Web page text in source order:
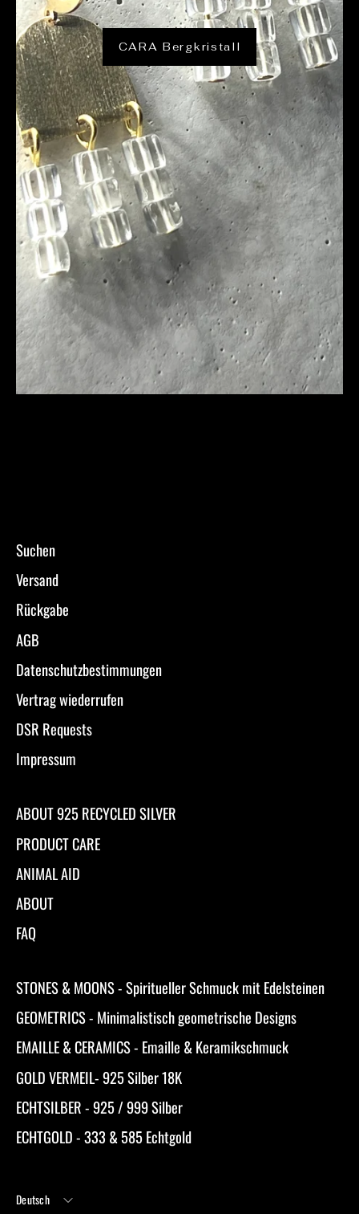
CARA Bergkristall
Suchen
Versand
Rückgabe
AGB
Datenschutzbestimmungen
Vertrag wiederrufen
DSR Requests
Impressum
ABOUT 925 RECYCLED SILVER
PRODUCT CARE
ANIMAL AID
ABOUT
FAQ
STONES & MOONS - Spiritueller Schmuck mit Edelsteinen
GEOMETRICS - Minimalistisch geometrische Designs
EMAILLE & CERAMICS - Emaille & Keramikschmuck
GOLD VERMEIL- 925 Silber 18K
ECHTSILBER - 925 / 999 Silber
ECHTGOLD - 333 & 585 Echtgold
Sprache
Deutsch